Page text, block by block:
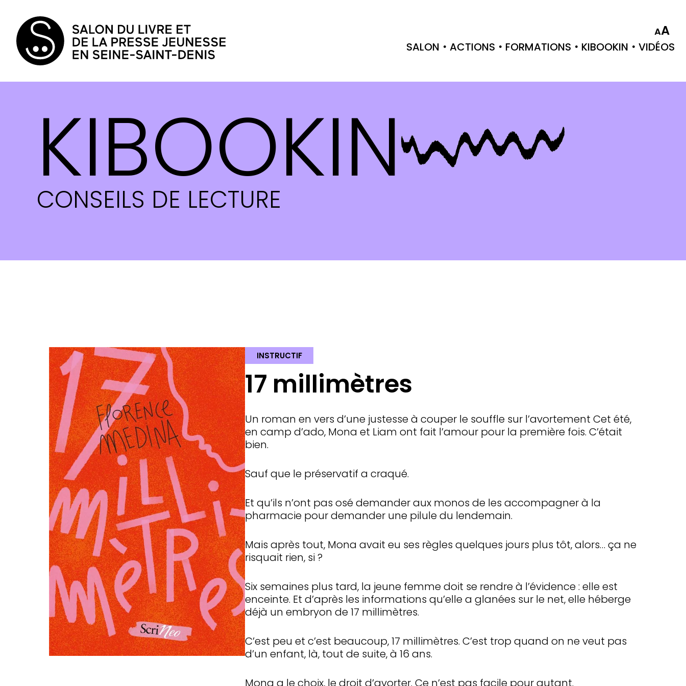
AA
SALON ACTIONS FORMATIONS KIBOOKIN VIDÉOS
KIBOOKIN
CONSEILS DE LECTURE
INSTRUCTIF
17 millimètres
Un roman en vers d’une justesse à couper le souffle sur l’avortement Cet été,
en camp d’ado, Mona et Liam ont fait l’amour pour la première fois. C’était
bien.
Sauf que le préservatif a craqué.
Et qu’ils n’ont pas osé demander aux monos de les accompagner à la
pharmacie pour demander une pilule du lendemain.
Mais après tout, Mona avait eu ses règles quelques jours plus tôt, alors… ça ne
risquait rien, si ?
Six semaines plus tard, la jeune femme doit se rendre à l’évidence : elle est
enceinte. Et d’après les informations qu’elle a glanées sur le net, elle héberge
déjà un embryon de 17 millimètres.
C’est peu et c’est beaucoup, 17 millimètres. C’est trop quand on ne veut pas
d’un enfant, là, tout de suite, à 16 ans.
Mona a le choix, le droit d’avorter. Ce n’est pas facile pour autant.